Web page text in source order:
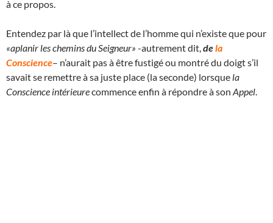
à ce propos.
Entendez par là que l’intellect de l’homme qui n’existe que pour
«aplanir les chemins du Seigneur» -autrement dit, dela
Conscience– n’aurait pas à être fustigé ou montré du doigt s’il
savait se remettre à sa juste place (la seconde) lorsque la
Conscience intérieurecommence enfin à répondre à son Appel